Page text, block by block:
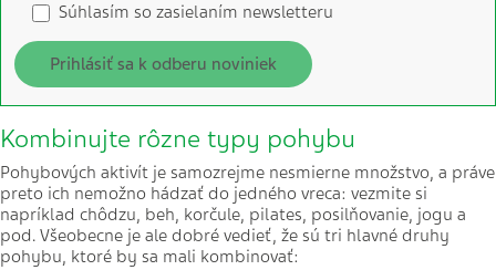
Súhlasím so zasielaním newsletteru
Prihlásiť sa k odberu noviniek
Kombinujte rôzne typy pohybu
Pohybových aktivít je samozrejme nesmierne množstvo, a práve
preto ich nemožno hádzať do jedného vreca: vezmite si
napríklad chôdzu, beh, korčule, pilates, posilňovanie, jogu a
pod. Všeobecne je ale dobré vedieť, že sú tri hlavné druhy
pohybu, ktoré by sa mali kombinovať: